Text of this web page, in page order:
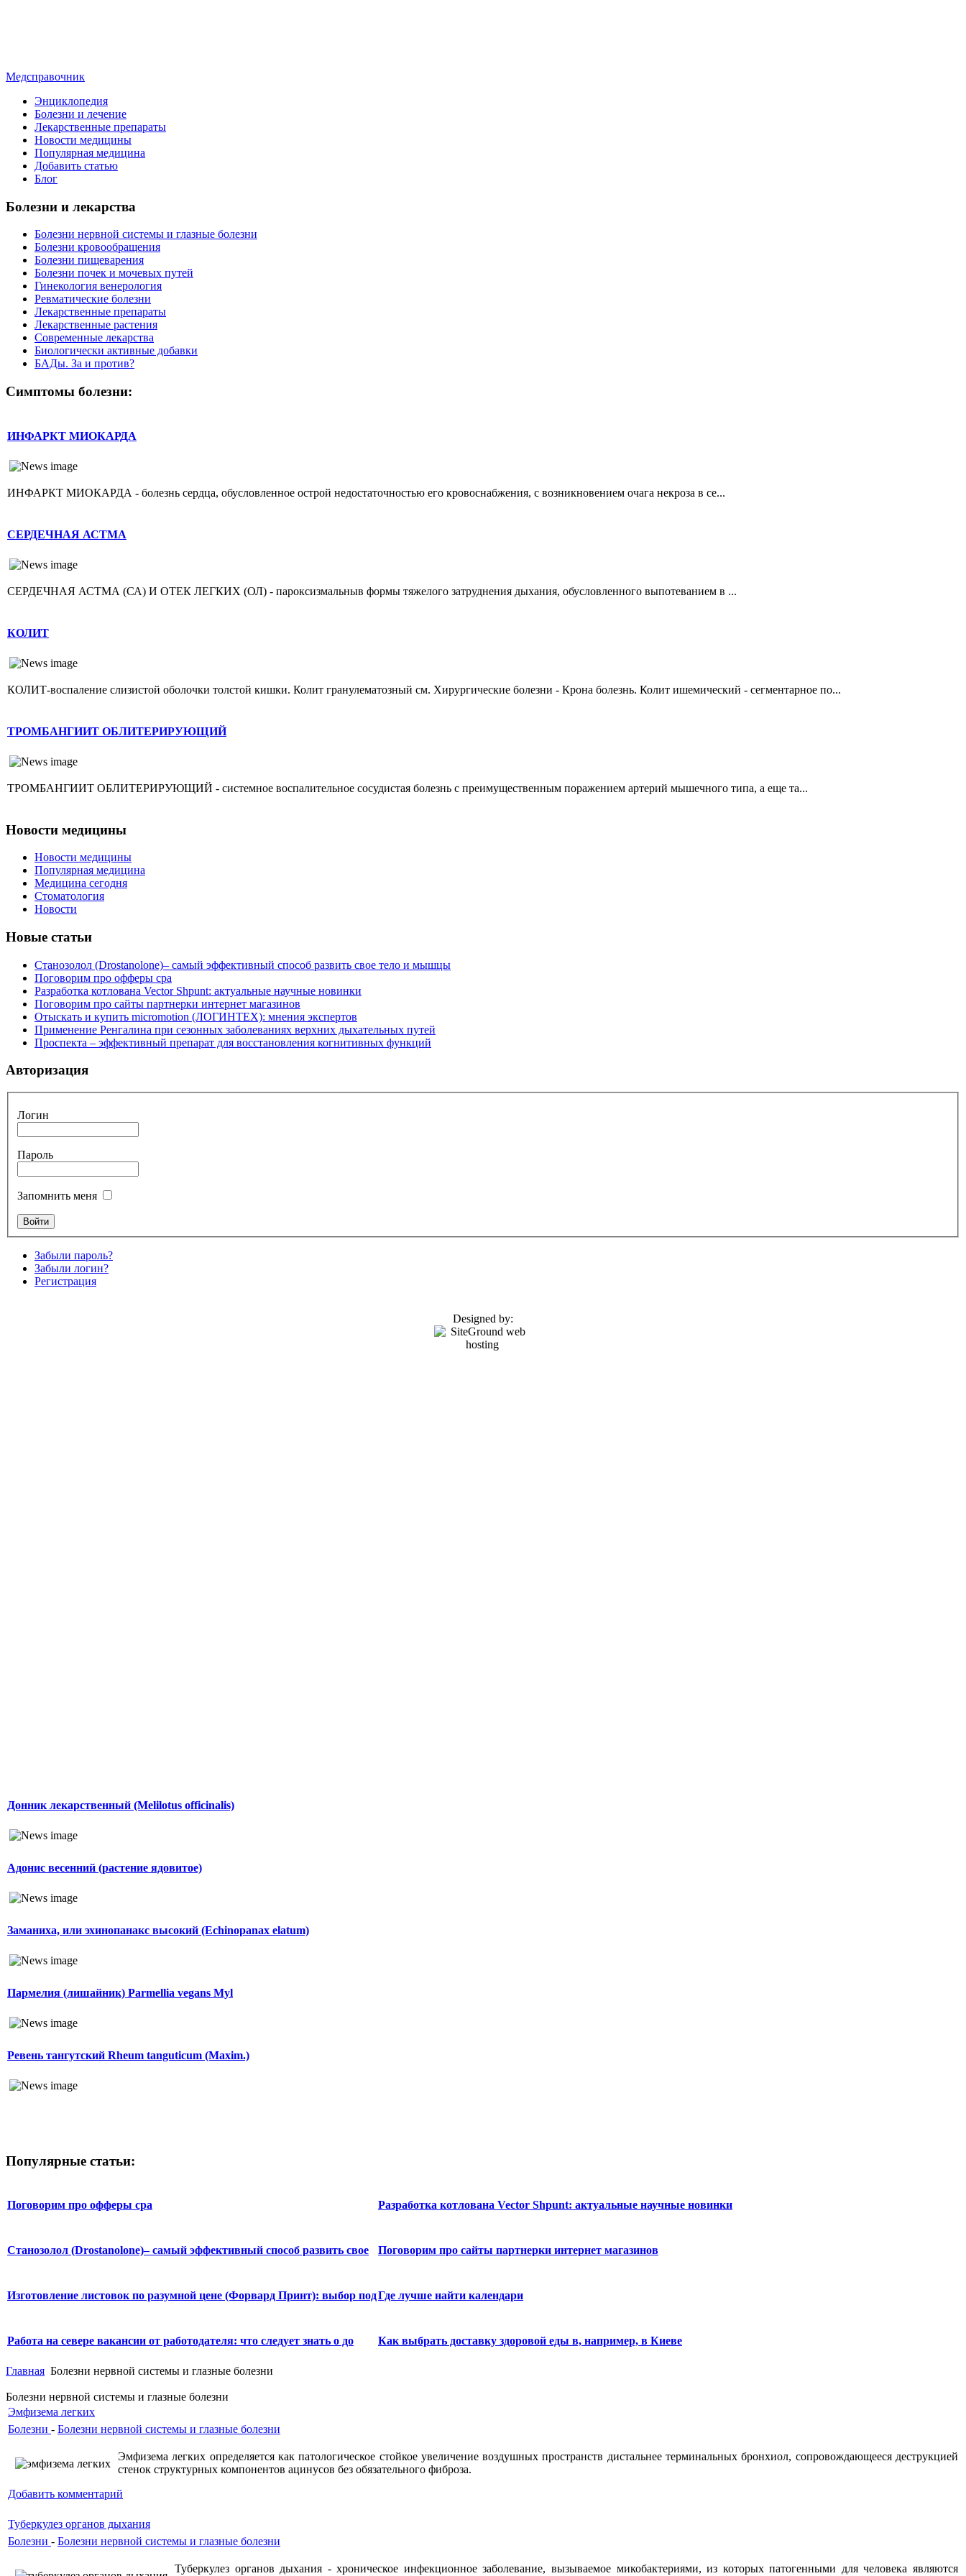
Медсправочник
Энциклопедия
Болезни и лечение
Лекарственные препараты
Новости медицины
Популярная медицина
Добавить статью
Блог
Болезни и лекарства
Болезни нервной системы и глазные болезни
Болезни кровообращения
Болезни пищеварения
Болезни почек и мочевых путей
Гинекология венерология
Ревматические болезни
Лекарственные препараты
Лекарственные растения
Современные лекарства
Биологически активные добавки
БАДы. За и против?
Симптомы болезни:
ИНФАРКТ МИОКАРДА
ИНФАРКТ МИОКАРДА - болезнь сердца, обусловленное острой недостаточностью его кровоснабжения, с возникновением очага некроза в се...
СЕРДЕЧНАЯ АСТМА
СЕРДЕЧНАЯ АСТМА (СА) И ОТЕК ЛЕГКИХ (ОЛ) - пароксизмальныв формы тяжелого затруднения дыхания, обусловленного выпотеванием в ...
КОЛИТ
КОЛИТ-воспаление слизистой оболочки толстой кишки. Колит гранулематозный см. Хирургические болезни - Крона болезнь. Колит ишемический - сегментарное по...
ТРОМБАНГИИТ ОБЛИТЕРИРУЮЩИЙ
ТРОМБАНГИИТ ОБЛИТЕРИРУЮЩИЙ - системное воспалительное сосудистая болезнь с преимущественным поражением артерий мышечного типа, а еще та...
Новости медицины
Новости медицины
Популярная медицина
Медицина сегодня
Стоматология
Новости
Новые статьи
Станозолол (Drostanolone)– самый эффективный способ развить свое тело и мышцы
Поговорим про офферы cpa
Разработка котлована Vector Shpunt: актуальные научные новинки
Поговорим про сайты партнерки интернет магазинов
Отыскать и купить micromotion (ЛОГИНТЕХ): мнения экспертов
Применение Ренгалина при сезонных заболеваниях верхних дыхательных путей
Проспекта – эффективный препарат для восстановления когнитивных функций
Авторизация
Логин
Пароль
Запомнить меня
Забыли пароль?
Забыли логин?
Регистрация
Designed by:
Донник лекарственный (Melilotus officinalis)
Адонис весенний (растение ядовитое)
Заманиха, или эхинопанакс высокий (Echinopanax elatum)
Пармелия (лишайник) Parmellia vegans Myl
Ревень тангутский Rheum tanguticum (Maxim.)
Популярные статьи:
Поговорим про офферы cpa Разработка котлована Vector Shpunt: актуальные научные новинки
Станозолол (Drostanolone)– самый эффективный способ развить свое Поговорим про сайты партнерки интернет магазинов
Изготовление листовок по разумной цене (Форвард Принт): выбор подГде лучше найти календари
Работа на севере вакансии от работодателя: что следует знать о до Как выбрать доставку здоровой еды в, например, в Киеве
Главная Болезни нервной системы и глазные болезни
Болезни нервной системы и глазные болезни
Эмфизема легких
Болезни - Болезни нервной системы и глазные болезни
Эмфизема легких определяется как патологическое стойкое увеличение воздушных пространств дистальнее терминальных бронхиол, сопровождающееся деструкцией
стенок структурных компонентов ацинусов без обязательного фиброза.
Добавить комментарий
Туберкулез органов дыхания
Болезни - Болезни нервной системы и глазные болезни
Туберкулез органов дыхания - хроническое инфекционное заболевание, вызываемое микобактериями, из которых патогенными для человека являются